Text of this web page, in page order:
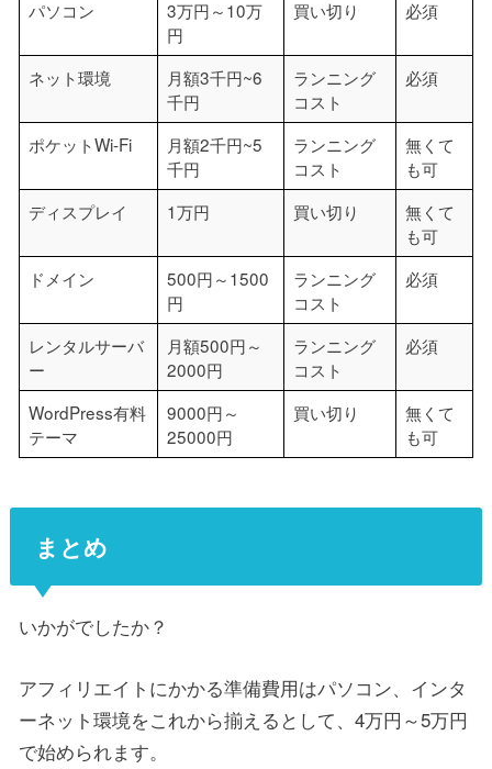
パソコン
3万円～10万
円
買い切り 必須
ネット環境
月額3千円~6
千円
ランニング
コスト
必須
ポケットWi-Fi
月額2千円~5
千円
ランニング
コスト
無くて
も可
ディスプレイ
1万円 買い切り
無くて
も可
ドメイン
500円～1500
円
ランニング
コスト
必須
レンタルサーバ
ー
月額500円～
2000円
ランニング
コスト
必須
WordPress有料
テーマ
9000円～
25000円
買い切り
無くて
も可
まとめ
いかがでしたか？
アフィリエイトにかかる準備費用はパソコン、インタ
ーネット環境をこれから揃えるとして、4万円～5万円
で始められます。